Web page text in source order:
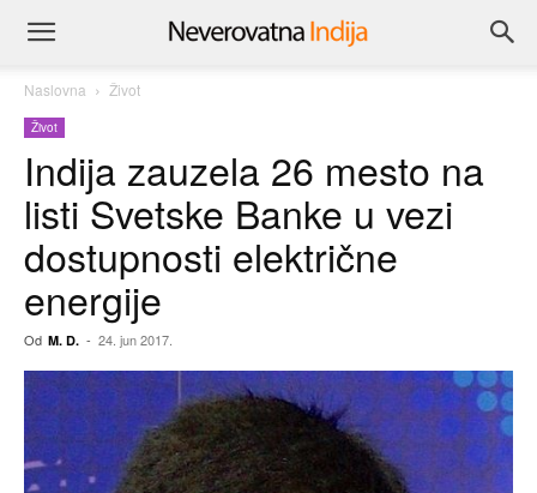
Naslovna Život
Život
Indija zauzela 26 mesto na
listi Svetske Banke u vezi
dostupnosti električne
energije
Od M. D. - 24. jun 2017.